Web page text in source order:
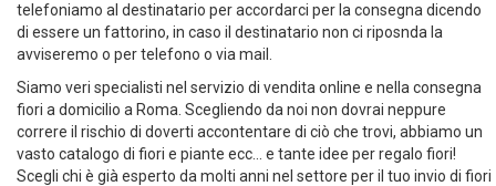
telefoniamo al destinatario per accordarci per la consegna dicendo
di essere un fattorino, in caso il destinatario non ci riposnda la
avviseremo o per telefono o via mail.
Siamo veri specialisti nel servizio di vendita online e nella consegna
fiori a domicilio a Roma. Scegliendo da noi non dovrai neppure
correre il rischio di doverti accontentare di ciò che trovi, abbiamo un
vasto catalogo di fiori e piante ecc... e tante idee per regalo fiori!
Scegli chi è già esperto da molti anni nel settore per il tuo invio di fiori